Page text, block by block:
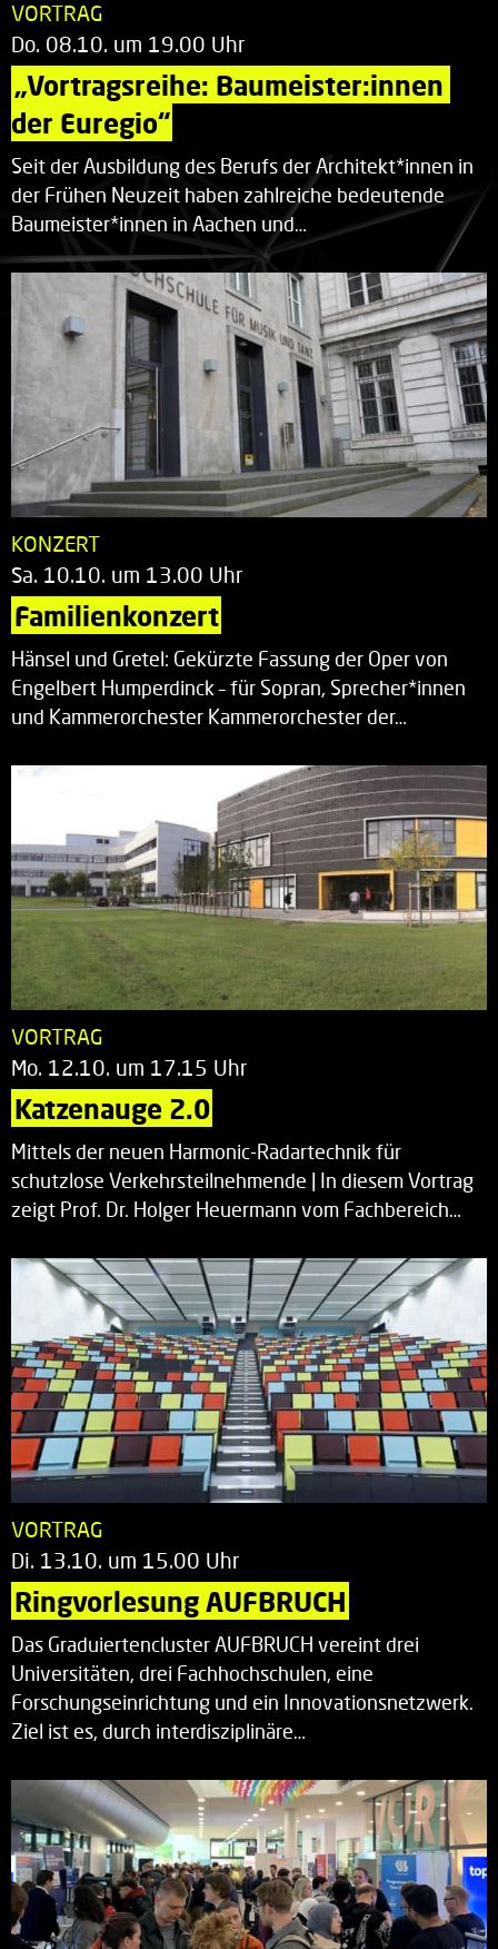
VORTRAG
Do. 08.10. um 19.00 Uhr
„Vortragsreihe: Baumeister:innen
der Euregio“
Seit der Ausbildung des Berufs der Architekt*innen in
der Frühen Neuzeit haben zahlreiche bedeutende
Baumeister*innen in Aachen und…
KONZERT
Sa. 10.10. um 13.00 Uhr
Familienkonzert
Hänsel und Gretel: Gekürzte Fassung der Oper von
Engelbert Humperdinck – für Sopran, Sprecher*innen
und Kammerorchester Kammerorchester der…
VORTRAG
Mo. 12.10. um 17.15 Uhr
Katzenauge 2.0
Mittels der neuen Harmonic-Radartechnik für
schutzlose Verkehrsteilnehmende | In diesem Vortrag
zeigt Prof. Dr. Holger Heuermann vom Fachbereich…
VORTRAG
Di. 13.10. um 15.00 Uhr
Ringvorlesung AUFBRUCH
Das Graduiertencluster AUFBRUCH vereint drei
Universitäten, drei Fachhochschulen, eine
Forschungseinrichtung und ein Innovationsnetzwerk.
Ziel ist es, durch interdisziplinäre…